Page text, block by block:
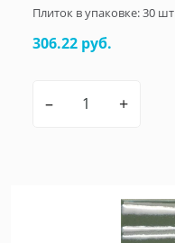
Плиток в упаковке:30 шт
306.22 руб.
– +